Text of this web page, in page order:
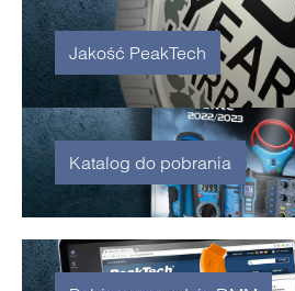
Jakość PeakTech
Katalog do pobrania